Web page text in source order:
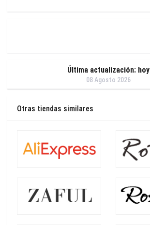
Última actualización: hoy
08 Agosto 2026
Otras tiendas similares